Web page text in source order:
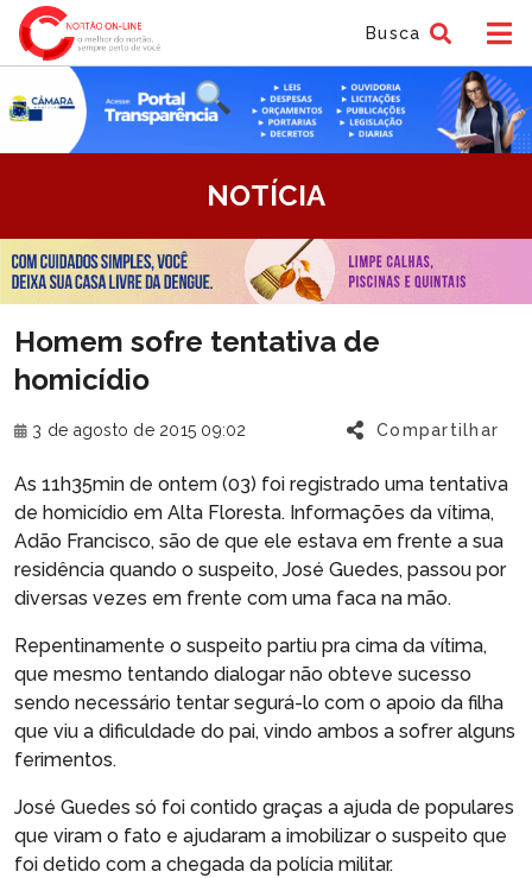
Busca
NOTÍCIA
Homem sofre tentativa de
homicídio
3 de agosto de 2015 09:02 Compartilhar
As 11h35min de ontem (03) foi registrado uma tentativa
de homicídio em Alta Floresta. Informações da vítima,
Adão Francisco, são de que ele estava em frente a sua
residência quando o suspeito, José Guedes, passou por
diversas vezes em frente com uma faca na mão.
Repentinamente o suspeito partiu pra cima da vítima,
que mesmo tentando dialogar não obteve sucesso
sendo necessário tentar segurá-lo com o apoio da filha
que viu a dificuldade do pai, vindo ambos a sofrer alguns
ferimentos.
José Guedes só foi contido graças a ajuda de populares
que viram o fato e ajudaram a imobilizar o suspeito que
foi detido com a chegada da polícia militar.